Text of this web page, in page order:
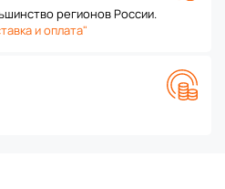
регионов России.
и оплата"